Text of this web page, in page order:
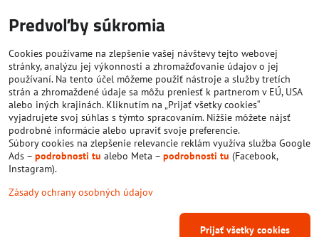
Predvoľby súkromia
Cookies používame na zlepšenie vašej návštevy tejto webovej
stránky, analýzu jej výkonnosti a zhromažďovanie údajov o jej
používaní. Na tento účel môžeme použiť nástroje a služby tretích
strán a zhromaždené údaje sa môžu preniesť k partnerom v EÚ, USA
alebo iných krajinách. Kliknutím na „Prijať všetky cookies“
vyjadrujete svoj súhlas s týmto spracovaním. Nižšie môžete nájsť
podrobné informácie alebo upraviť svoje preferencie.
Súbory cookies na zlepšenie relevancie reklám využíva služba Google
Ads – podrobnosti tu alebo Meta – podrobnosti tu (Facebook,
Instagram).
Zásady ochrany osobných údajov
Prijať všetky cookies